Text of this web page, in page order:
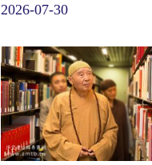
2026-07-30